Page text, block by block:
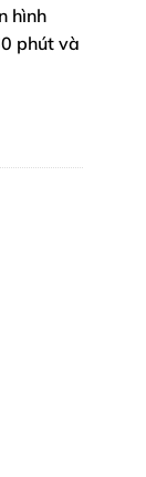
hình
phút và